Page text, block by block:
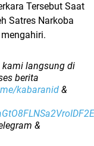
Tersebut Saat
Satres Narkoba
kami langsung di
berita
kabaranid &
&